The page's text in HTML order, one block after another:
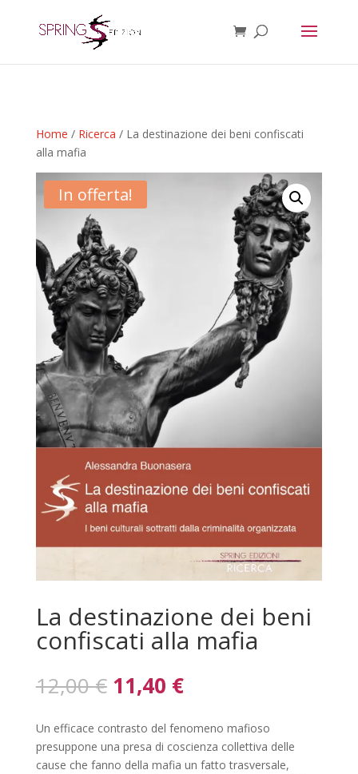
Home / Ricerca / La destinazione dei beni confiscati
alla mafia
In offerta!
La destinazione dei beni
confiscati alla mafia
12,00€ Il
prezzo
originale
era:
12,00 €.
11,40 €Il
prezzo
attuale
è:
11,40 €.
Un efficace contrasto del fenomeno mafioso
presuppone una presa di coscienza collettiva delle
cause che fanno della mafia un fatto trasversale,